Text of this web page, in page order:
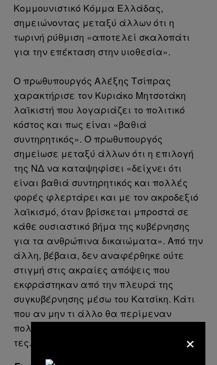
Κομμουνιστικό Κόμμα Ελλάδας,
σημειώνοντας μεταξύ άλλων ότι η
τωρινή ρύθμιση «αποτελεί σκαλοπάτι
για την επέκταση στην υιοθεσία».
Ο πρωθυπουργός Αλέξης Τσίπρας
χαρακτήρισε τον Κυριάκο Μητσοτάκη
λαϊκιστή που λογαριάζει το πολιτικό
κόστος και πως είναι «βαθιά
συντηρητικός». Ο πρωθυπουργός
σημείωσε μεταξύ άλλων ότι η επιλογή
της ΝΔ να καταψηφίσει «δείχνει ότι
είναι βαθιά συντηρητικός και πολλές
φορές φλερτάρει και με τον ακροδεξιό
λαϊκισμό, όταν βρίσκεται μπροστά σε
κάθε ουσιαστικό βήμα της κυβέρνησης
για τα ανθρώπινα δικαιώματα». Από την
άλλη, βέβαια, δεν αναφέρθηκε ούτε
στιγμή στις ακραίες απόψεις που
εκφράστηκαν από την πλευρά της
συγκυβέρνησης μέσω του Κατσίκη. Κάτι
που αν μην τι άλλο θα περίμεναν
πολλοί να είχε κάνει, καταδικάζοντές
τες.
×